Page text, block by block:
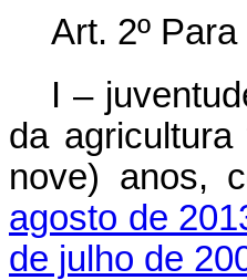
Art. 2º
I –
da
nove) anos,
agosto de
de julho de